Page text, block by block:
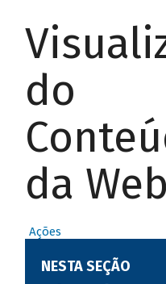
do
da Web
Ações
NESTA SEÇÃO